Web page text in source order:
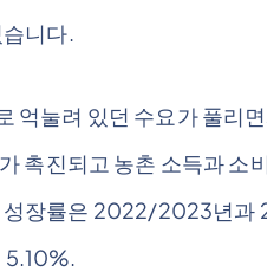
니다.
눌려 있던 수요가 풀리
촉진되고 농촌 소득과 소
성장률은 2022/2023년
5.10%.